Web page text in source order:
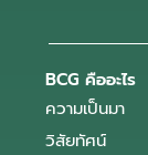
BCG คืออะไร
ความเป็นมา
วิสัยทัศน์